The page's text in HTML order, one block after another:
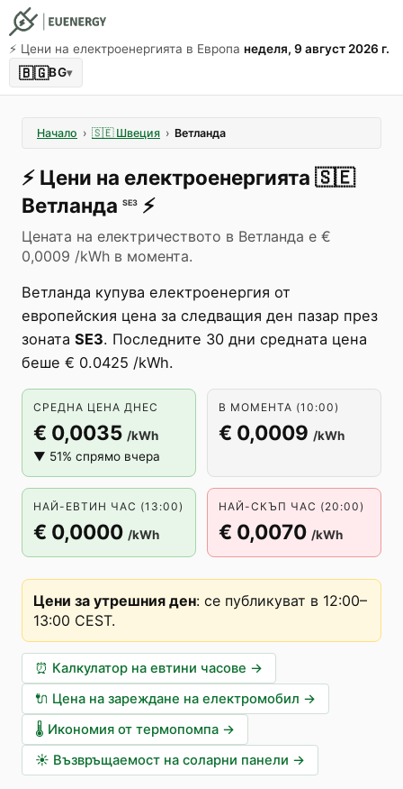
⚡️ Цени на електроенергията в Европа неделя, 9 август 2026 г.
🇧🇬BG▾
Начало › 🇸🇪 Швеция › Ветланда
⚡️ Цени на електроенергията 🇸🇪
Ветланда SE3 ⚡️
Цената на електричеството в Ветланда е €
0,0009 /kWh в момента.
Ветланда купува електроенергия от
европейския цена за следващия ден пазар през
зоната SE3. Последните 30 дни средната цена
беше € 0.0425 /kWh.
СРЕДНА ЦЕНА ДНЕС
€ 0,0035 /kWh
▼ 51% спрямо вчера
В МОМЕНТА (10:00)
€ 0,0009 /kWh
НАЙ-ЕВТИН ЧАС (13:00)
€ 0,0000 /kWh
НАЙ-СКЪП ЧАС (20:00)
€ 0,0070 /kWh
Цени за утрешния ден: се публикуват в 12:00–
13:00 CEST.
⏰ Калкулатор на евтини часове →
🔌 Цена на зареждане на електромобил →
🌡️ Икономия от термопомпа →
☀️ Възвръщаемост на соларни панели →